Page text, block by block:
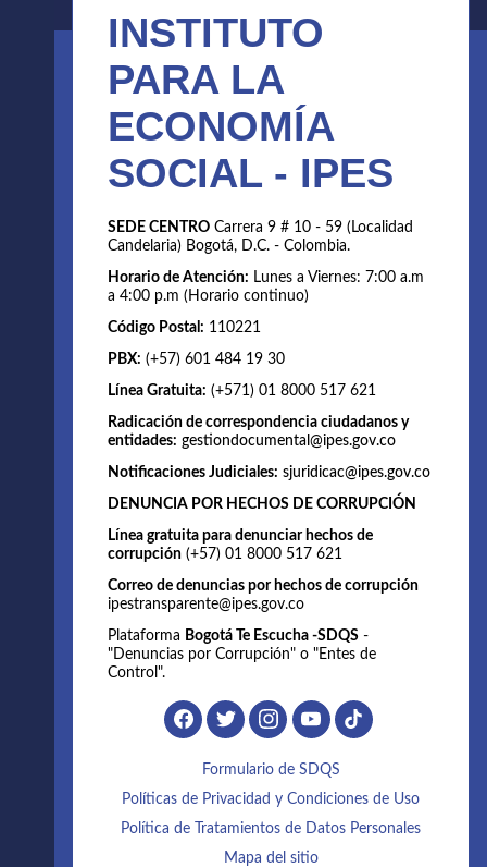
INSTITUTO
PARA LA
ECONOMÍA
SOCIAL - IPES
SEDE CENTRO Carrera 9 # 10 - 59 (Localidad
Candelaria) Bogotá, D.C. - Colombia.
Horario de Atención: Lunes a Viernes: 7:00 a.m
a 4:00 p.m (Horario continuo)
Código Postal: 110221
PBX: (+57) 601 484 19 30
Línea Gratuita: (+571) 01 8000 517 621
Radicación de correspondencia ciudadanos y
entidades: gestiondocumental@ipes.gov.co
Notificaciones Judiciales: sjuridicac@ipes.gov.co
DENUNCIA POR HECHOS DE CORRUPCIÓN
Línea gratuita para denunciar hechos de
corrupción (+57) 01 8000 517 621
Correo de denuncias por hechos de corrupción
ipestransparente@ipes.gov.co
Plataforma Bogotá Te Escucha -SDQS -
"Denuncias por Corrupción" o "Entes de
Control".
Formulario de SDQS
Políticas de Privacidad y Condiciones de Uso
Política de Tratamientos de Datos Personales
Mapa del sitio